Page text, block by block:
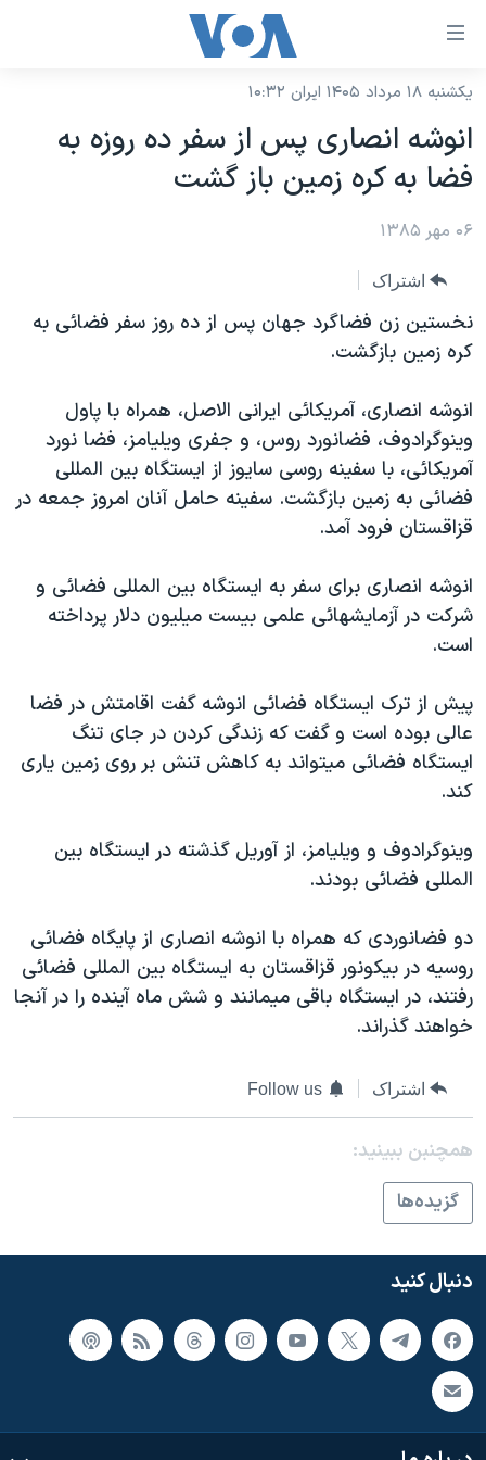
لینکهای
دسترسی
جهش
محتوای
اصلی
جهش
اصلی
جهش
به
جستجو
نسخه سبک وب‌سایت
موضوع ها
ایران
آمریکا
ورزشی
ویژه برنامه‌ها
ویدیوها
فرهنگ و زندگی
اقتصادی
علم و فناوری
گالری عکس
آرشیو پخش زنده
برنامه های تلویزیونی
جدول برنامه ها
صفحه‌های ویژه
جام جهانی ۲۰۲۶
۲۵۰سالگی آمریکا
بایگانی برنامه‌های تلویزیونی
مستندها
حمله جمهوری اسلامی به اسرائیل
رمز مهسا
اعتراضات زن، زندگی، آزادی
مجموعه مستندهای دادخواهی
چهل سال گروگان‌گیری
اعتراضات مردمی آبان ۹۸
اسرائیل در جنگ
نرگس محمدی برنده جایزه نوبل صلح
صفحه‌های ویژه
فرکانس‌های صدای آمریکا
یادگیری زبان انگلیسی
دنبال کنید
زبانهای مختلف
یکشنبه ۱۸ مرداد ۱۴۰۵ ایران ۱۰:۳۲
انوشه انصاری پس از سفر ده روزه به
فضا به کره زمين باز گشت
۰۶ مهر ۱۳۸۵
اشتراک
نخستين زن فضاگرد جهان پس از ده روز سفر فضائی به
کره زمين بازگشت.
انوشه انصاری، آمريکائی ايرانی الاصل، همراه با پاول
وينوگرادوف، فضانورد روس، و جفری ويليامز، فضا نورد
آمريکائی، با سفينه روسی سايوز از ايستگاه بين المللی
فضائی به زمين بازگشت. سفينه حامل آنان امروز جمعه در
قزاقستان فرود آمد.
انوشه انصاری برای سفر به ايستگاه بين المللی فضائی و
شرکت در آزمايشهائی علمی بيست ميليون دلار پرداخته
است.
پيش از ترک ايستگاه فضائی انوشه گفت اقامتش در فضا
عالی بوده است و گفت که زندگی کردن در جای تنگ
ايستگاه فضائی ميتواند به کاهش تنش بر روی زمين ياری
کند.
وينوگرادوف و ويليامز، از آوريل گذشته در ايستگاه بين
المللی فضائی بودند.
دو فضانوردی که همراه با انوشه انصاری از پايگاه فضائی
روسيه در بيکونور قزاقستان به ايستگاه بين المللی فضائی
رفتند، در ايستگاه باقی ميمانند و شش ماه آينده را در آنجا
خواهند گذراند.
اشتراک Follow us
همچنبن ببینید:
گزيده‌ها
دنبال کنید